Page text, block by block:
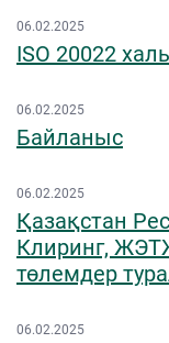
06.02.2025
ISO 20022
06.02.2025
Байланыс
06.02.2025
Қазақстан
Клиринг,
төлемдер
06.02.2025